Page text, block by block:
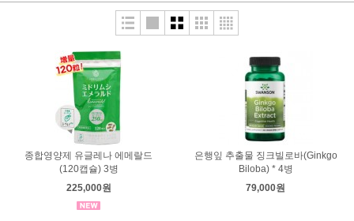
종합영양제 유글레나 에메랄드
(120캡슐) 3병
225,000원
은행잎 추출물 징크빌로바(Ginkgo
Biloba) * 4병
79,000원